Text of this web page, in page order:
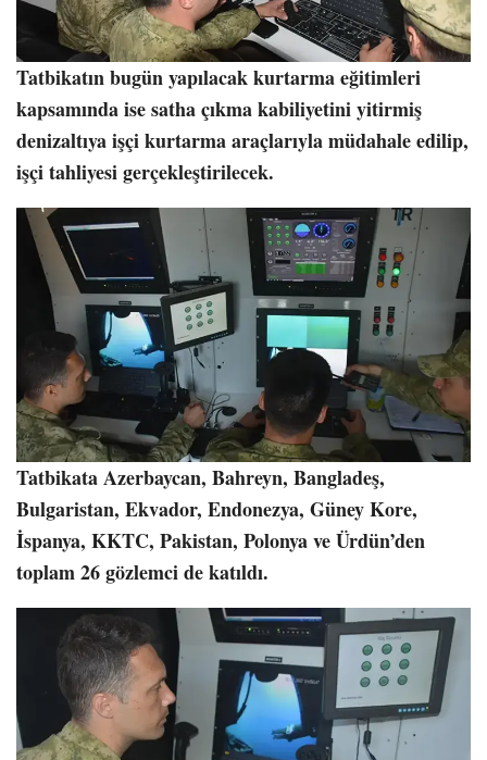
Tatbikatın bugün yapılacak kurtarma eğitimleri
kapsamında ise satha çıkma kabiliyetini yitirmiş
denizaltıya işçi kurtarma araçlarıyla müdahale edilip,
işçi tahliyesi gerçekleştirilecek.
Tatbikata Azerbaycan, Bahreyn, Bangladeş,
Bulgaristan, Ekvador, Endonezya, Güney Kore,
İspanya, KKTC, Pakistan, Polonya ve Ürdün’den
toplam 26 gözlemci de katıldı.